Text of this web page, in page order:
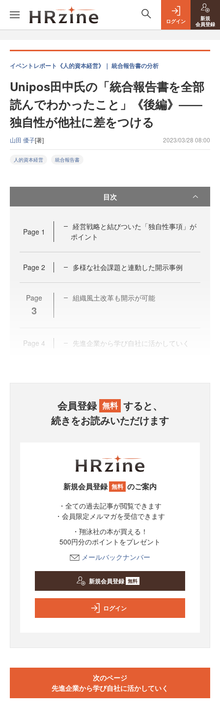
ログイン
新規
会員登録
イベントレポート《人的資本経営》｜ 統合報告書の分析
Unipos田中氏の「統合報告書を全部
読んでわかったこと」《後編》――
独自性が他社に差をつける
山田 優子[著] 2023/03/28 08:00
人的資本経営 統合報告書
目次
Page 1
経営戦略と結びついた「独自性事項」が
ポイント
Page 2 多様な社会課題と連動した開示事例
Page
3
組織風土改革も開示が可能
Page 4 先進企業から学び自社に活かしていく
会員登録 無料 すると、
続きをお読みいただけます
新規会員登録 無料 のご案内
・全ての過去記事が閲覧できます
・会員限定メルマガを受信できます
・翔泳社の本が買える！
500円分のポイントをプレゼント
メールバックナンバー
新規会員登録 無料
ログイン
次のページ
先進企業から学び自社に活かしていく